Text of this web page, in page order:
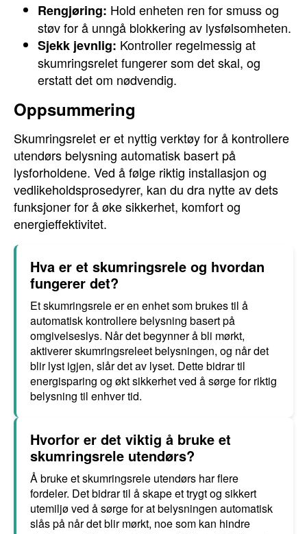
Rengjøring: Hold enheten ren for smuss og
støv for å unngå blokkering av lysfølsomheten.
Sjekk jevnlig: Kontroller regelmessig at
skumringsrelet fungerer som det skal, og
erstatt det om nødvendig.
Oppsummering
Skumringsrelet er et nyttig verktøy for å kontrollere
utendørs belysning automatisk basert på
lysforholdene. Ved å følge riktig installasjon og
vedlikeholdsprosedyrer, kan du dra nytte av dets
funksjoner for å øke sikkerhet, komfort og
energieffektivitet.
Hva er et skumringsrele og hvordan
fungerer det?
Et skumringsrele er en enhet som brukes til å
automatisk kontrollere belysning basert på
omgivelseslys. Når det begynner å bli mørkt,
aktiverer skumringsreleet belysningen, og når det
blir lyst igjen, slår det av lyset. Dette bidrar til
energisparing og økt sikkerhet ved å sørge for riktig
belysning til enhver tid.
Hvorfor er det viktig å bruke et
skumringsrele utendørs?
Å bruke et skumringsrele utendørs har flere
fordeler. Det bidrar til å skape et trygt og sikkert
utemiljø ved å sørge for at belysningen automatisk
slås på når det blir mørkt, noe som kan hindre